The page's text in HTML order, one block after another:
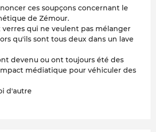
ces soupçons concernant le
de Zémour.
qui ne veulent pas mélanger
qu'ils sont tous deux dans un lave
devenu ou ont toujours été des
médiatique pour véhiculer des
d'autre